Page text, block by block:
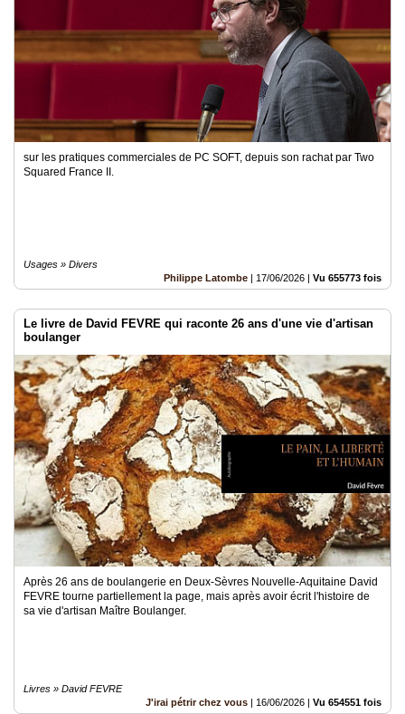
sur les pratiques commerciales de PC SOFT, depuis son rachat par Two
Squared France II.
Usages » Divers
Philippe Latombe | 17/06/2026 | Vu 655773 fois
Le livre de David FEVRE qui raconte 26 ans d'une vie d'artisan
boulanger
Après 26 ans de boulangerie en Deux-Sèvres Nouvelle-Aquitaine David
FEVRE tourne partiellement la page, mais après avoir écrit l'histoire de
sa vie d'artisan Maître Boulanger.
Livres » David FEVRE
J'irai pétrir chez vous | 16/06/2026 | Vu 654551 fois